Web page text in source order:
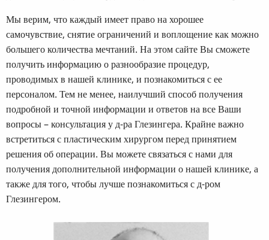
Мы верим, что каждый имеет право на хорошее
самочувствие, снятие ограничений и воплощение как можно
большего количества мечтаний. На этом сайте Вы сможете
получить информацию о разнообразие процедур,
проводимых в нашей клинике, и познакомиться с ее
персоналом. Тем не менее, наилучший способ получения
подробной и точной информации и ответов на все Ваши
вопросы – консультация у д-ра Глезингера. Крайне важно
встретиться с пластическим хирургом перед принятием
решения об операции. Вы можете связаться с нами для
получения дополнительной информации о нашей клинике, а
также для того, чтобы лучше познакомиться с д-ром
Глезингером.